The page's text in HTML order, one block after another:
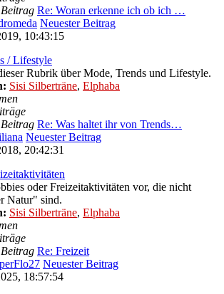
Re: Woran erkenne ich ob ich …
Neuester Beitrag
10:43:15
/ Lifestyle
Rubrik über Mode, Trends und Lifestyle.
Sisi Silberträne, Elphaba
Re: Was haltet ihr von Trends…
Neuester Beitrag
20:42:31
oder Freizeitaktivitäten vor, die nicht
Natur" sind.
Sisi Silberträne, Elphaba
Re: Freizeit
Neuester Beitrag
18:57:54